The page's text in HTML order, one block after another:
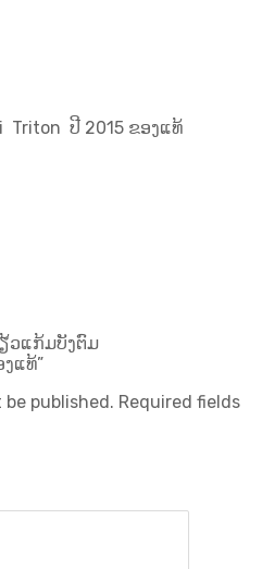
Triton ປີ 2015 ຂອງແທ້
ວແກ້ມບັງຕົມ
ແທ້”
published. Required fields